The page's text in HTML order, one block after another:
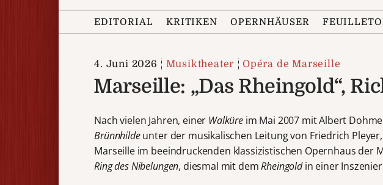
EDITORIAL KRITIKEN OPERNHÄUSER
4. Juni 2026 Musiktheater Opéra de Marseille
Marseille: „Das Rheingold“,
Nach vielen Jahren, einer Walküre im Mai 2007 mit Albert
Brünnhildeunter der musikalischen Leitung von Friedrich
Marseille im beeindruckenden klassizistischen Opernhaus der
Ring des Nibelungen, diesmal mit demRheingoldin einer